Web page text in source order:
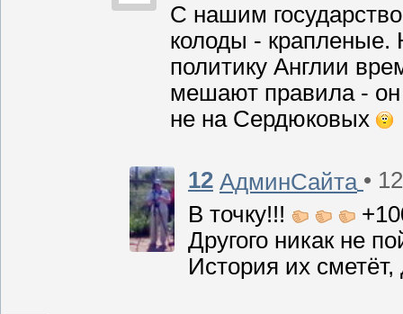
С нашим
колоды - крапленые.
политику Англии
мешают правила -
не на Сердюковых
12 АдминСайта •
В точку!!!
Другого никак не
История их